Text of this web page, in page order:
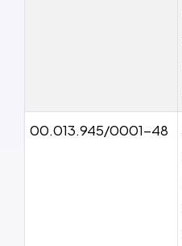
00.013.945/0001-48